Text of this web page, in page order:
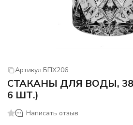
Артикул:БПХ206
СТАКАНЫ ДЛЯ ВОДЫ,
6 ШТ.)
Написать отзыв